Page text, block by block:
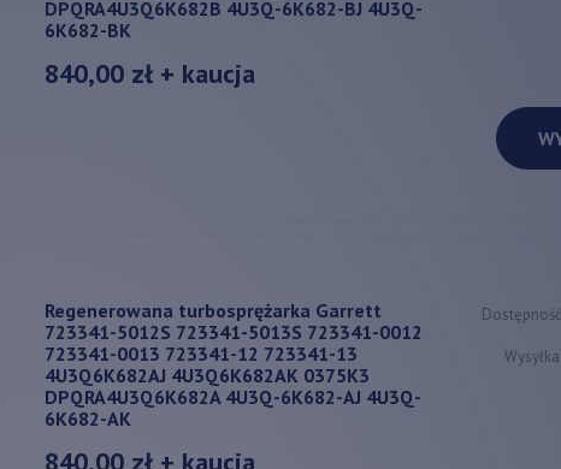
DPQRA4U3Q6K682B 4U3Q-6K682-BJ 4U3Q-
6K682-BK
840,00 zł + kaucja
Regenerowana turbosprężarka Garrett
723341-5012S 723341-5013S 723341-0012
723341-0013 723341-12 723341-13
4U3Q6K682AJ 4U3Q6K682AK 0375K3
DPQRA4U3Q6K682A 4U3Q-6K682-AJ 4U3Q-
6K682-AK
840,00 zł + kaucja